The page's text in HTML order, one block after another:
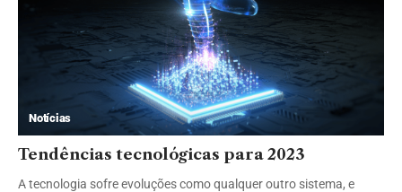
Notícias
Tendências tecnológicas para 2023
A tecnologia sofre evoluções como qualquer outro sistema, e